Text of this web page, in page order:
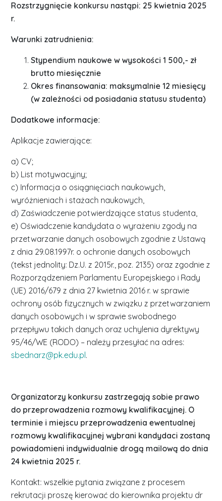
Rozstrzygnięcie konkursu nastąpi: 25 kwietnia 2025
r.
Warunki zatrudnienia:
Stypendium naukowe w wysokości 1 500,- zł
brutto miesięcznie
Okres finansowania: maksymalnie 12 miesięcy
(w zależności od posiadania statusu studenta)
Dodatkowe informacje:
Aplikacje zawierające:
a) CV;
b) List motywacyjny;
c) Informacja o osiągnięciach naukowych,
wyróżnieniach i stażach naukowych,
d) Zaświadczenie potwierdzające status studenta,
e) Oświadczenie kandydata o wyrażeniu zgody na
przetwarzanie danych osobowych zgodnie z Ustawą
z dnia 29.08.1997r. o ochronie danych osobowych
(tekst jednolity: Dz.U. z 2015r., poz. 2135) oraz zgodnie z
Rozporządzeniem Parlamentu Europejskiego i Rady
(UE) 2016/679 z dnia 27 kwietnia 2016 r. w sprawie
ochrony osób fizycznych w związku z przetwarzaniem
danych osobowych i w sprawie swobodnego
przepływu takich danych oraz uchylenia dyrektywy
95/46/WE (RODO) – należy przesyłać na adres:
sbednarz@pk.edu.pl.
Organizatorzy konkursu zastrzegają sobie prawo
do przeprowadzenia rozmowy kwalifikacyjnej. O
terminie i miejscu przeprowadzenia ewentualnej
rozmowy kwalifikacyjnej wybrani kandydaci zostaną
powiadomieni indywidualnie drogą mailową do dnia
24 kwietnia 2025 r.
Kontakt: wszelkie pytania związane z procesem
rekrutacji proszę kierować do kierownika projektu dr